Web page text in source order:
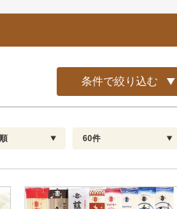
ッ
条件で絞り込む
配送指定 解除
お届け日時指定可
お届け時間帯指定可
発送される月指定可
順
60件
60
90